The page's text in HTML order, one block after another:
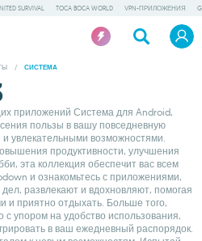
SURVIVAL TOCA BOCA WORLD VPN-ПРИЛОЖЕНИЯ
/ СИСТЕМА
приложений Система для Android,
пользы в вашу повседневную
увлекательными возможностями.
продуктивности, улучшения
эта коллекция обеспечит вас всем
и ознакомьтесь с приложениями,
развлекают и вдохновляют, помогая
и приятно отдыхать. Больше того,
упором на удобство использования,
в ваш ежедневный распорядок.